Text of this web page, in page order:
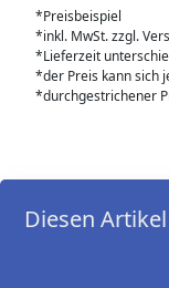
*Preisbeispiel
*inkl. MwSt. zzgl.
*Lieferzeit
*der Preis kann sich
*durchgestrichener
Diesen